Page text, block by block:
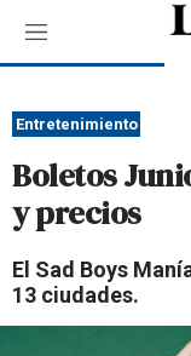
M
e
ú
Entretenimiento
Boletos
y precios
El Sad Boys
13 ciudades.